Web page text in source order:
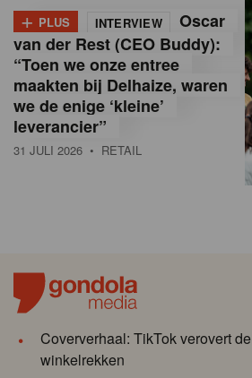
+ PLUS INTERVIEW
Oscar
van der Rest (CEO Buddy):
“Toen we onze entree
maakten bij Delhaize, waren
we de enige ‘kleine’
leverancier”
31 JULI 2026 • RETAIL
Coververhaal: TikTok verovert de
winkelrekken